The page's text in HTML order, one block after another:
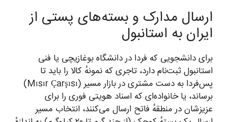
ارسال مدارک و بسته‌های پستی از
ایران به استانبول
برای دانشجویی که فردا در دانشگاه بوغازیچی یا فنی
استانبول ثبت‌نام دارد، تاجری که نمونهٔ کالا را باید تا
پس‌فردا به دست مشتری در بازار مسیر (Mısır Çarşısı)
برساند، یا خانواده‌ای که اسناد هویتی فوری را برای
عزیزشان در منطقهٔ فاتح ارسال می‌کنند، انتخاب مسیر